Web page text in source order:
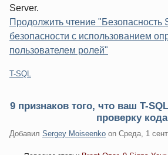
Server.
Продолжить чтение "Безопасность
безопасности с использованием
пользователем ролей"
Категории:
T-SQL
9 признаков того, что ваш T-
проверку кода
Добавил Sergey Moiseenko on Среда, 1